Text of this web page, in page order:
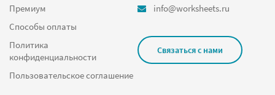
Дед мороз
Падежные вопросы
Таблица
Числительное
Премиум
Способы оплаты
Политика
конфиденциальности
Пользовательское соглашение
info@worksheets.ru
Связаться с нами